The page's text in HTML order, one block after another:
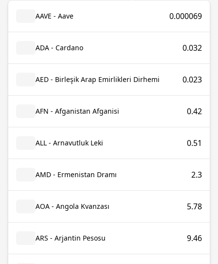
AAVE - Aave 0.000069
ADA - Cardano 0.032
AED - Birleşik Arap Emirlikleri Dirhemi 0.023
AFN - Afganistan Afganisi 0.42
ALL - Arnavutluk Leki 0.51
AMD - Ermenistan Dramı 2.3
AOA - Angola Kvanzası 5.78
ARS - Arjantin Pesosu 9.46